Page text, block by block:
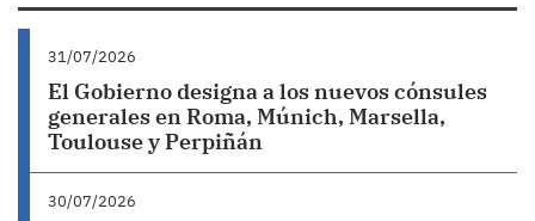
31/07/2026
El Gobierno designa a los nuevos cónsules
generales en Roma, Múnich, Marsella,
Toulouse y Perpiñán
30/07/2026